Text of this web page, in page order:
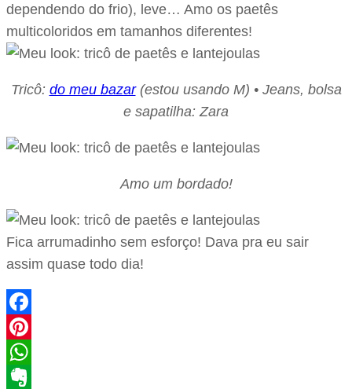
dependendo do frio), leve… Amo os paetês
multicoloridos em tamanhos diferentes!
Tricô: do meu bazar(estou usando M) • Jeans, bolsa
e sapatilha: Zara
Amo um bordado!
Fica arrumadinho sem esforço! Dava pra eu sair
assim quase todo dia!
Facebook
Pinterest
WhatsApp